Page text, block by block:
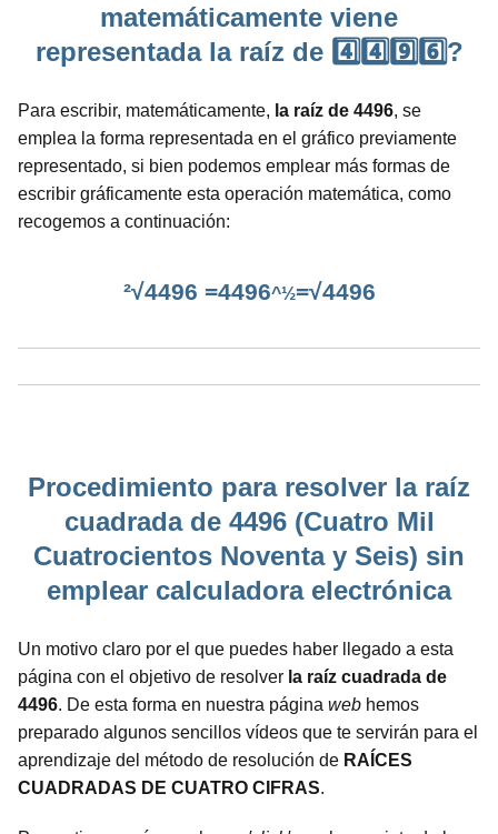
matemáticamente viene
representada la raíz de 4️⃣4️⃣9️⃣6️⃣?
Para escribir, matemáticamente, la raíz de 4496, se
emplea la forma representada en el gráfico previamente
representado, si bien podemos emplear más formas de
escribir gráficamente esta operación matemática, como
recogemos a continuación:
²√4496 =4496^½=√4496
Procedimiento para resolver la raíz
cuadrada de 4496 (Cuatro Mil
Cuatrocientos Noventa y Seis) sin
emplear calculadora electrónica
Un motivo claro por el que puedes haber llegado a esta
página con el objetivo de resolver la raíz cuadrada de
4496. De esta forma en nuestra página web hemos
preparado algunos sencillos vídeos que te servirán para el
aprendizaje del método de resolución de RAÍCES
CUADRADAS DE CUATRO CIFRAS.